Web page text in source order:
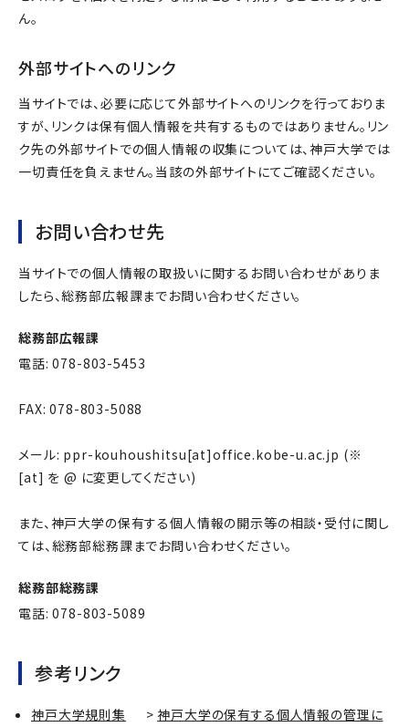
ん。
外部サイトへのリンク
当サイトでは、必要に応じて外部サイトへのリンクを行っておりま
すが、リンクは保有個人情報を共有するものではありません。リン
ク先の外部サイトでの個人情報の収集については、神戸大学では
一切責任を負えません。当該の外部サイトにてご確認ください。
お問い合わせ先
当サイトでの個人情報の取扱いに関するお問い合わせがありま
したら、総務部広報課までお問い合わせください。
総務部広報課
電話: 078-803-5453
FAX: 078-803-5088
メール: ppr-kouhoushitsu[at]office.kobe-u.ac.jp (※
[at] を @ に変更してください)
また、神戸大学の保有する個人情報の開示等の相談・受付に関し
ては、総務部総務課までお問い合わせください。
総務部総務課
電話: 078-803-5089
参考リンク
神戸大学規則集 >神戸大学の保有する個人情報の管理に